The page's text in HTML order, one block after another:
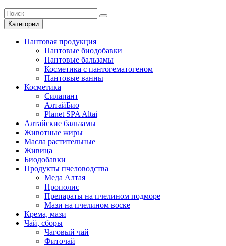
Категории
Пантовая продукция
Пантовые биодобавки
Пантовые бальзамы
Косметика с пантогематогеном
Пантовые ванны
Косметика
Силапант
АлтайБио
Planet SPA Altai
Алтайские бальзамы
Животные жиры
Масла растительные
Живица
Биодобавки
Продукты пчеловодства
Меда Алтая
Прополис
Препараты на пчелином подморе
Мази на пчелином воске
Крема, мази
Чай, сборы
Чаговый чай
Фиточай